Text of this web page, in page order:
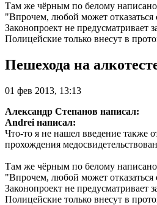
Там же чёрным по белому
"Впрочем, любой может отказаться
Законопроект не предусматривает
Полицейские только внесут в
Пешехода на
01 фев 2013, 13:13
Александр Степанов написал:
Andrei написал:
Что-то я не нашел введение также
прохождения
Там же чёрным по белому
"Впрочем, любой может отказаться
Законопроект не предусматривает
Полицейские только внесут в